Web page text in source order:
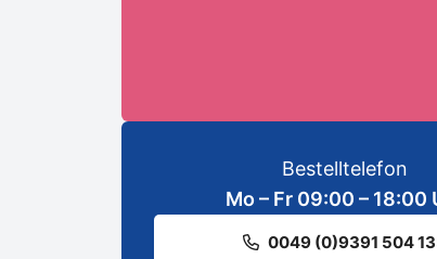
Bestelltelefon
Mo – Fr 09:00 – 18:00
0049 (0)9391 504